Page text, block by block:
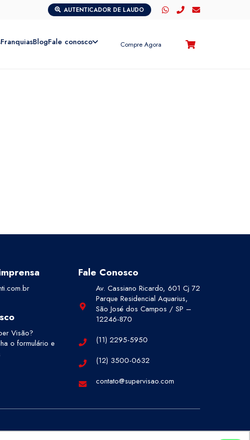
AUTENTICADOR DE LAUDO
FranquiasBlogFale conosco Compre Agora
Visão?
o formulário e
Fale Conosco
Av. Cassiano Ricardo, 601 Cj 72
Parque Residencial Aquarius,
São José dos Campos / SP –
12246-870
(11) 2295-5950
(12) 3500-0632
contato@supervisao.com